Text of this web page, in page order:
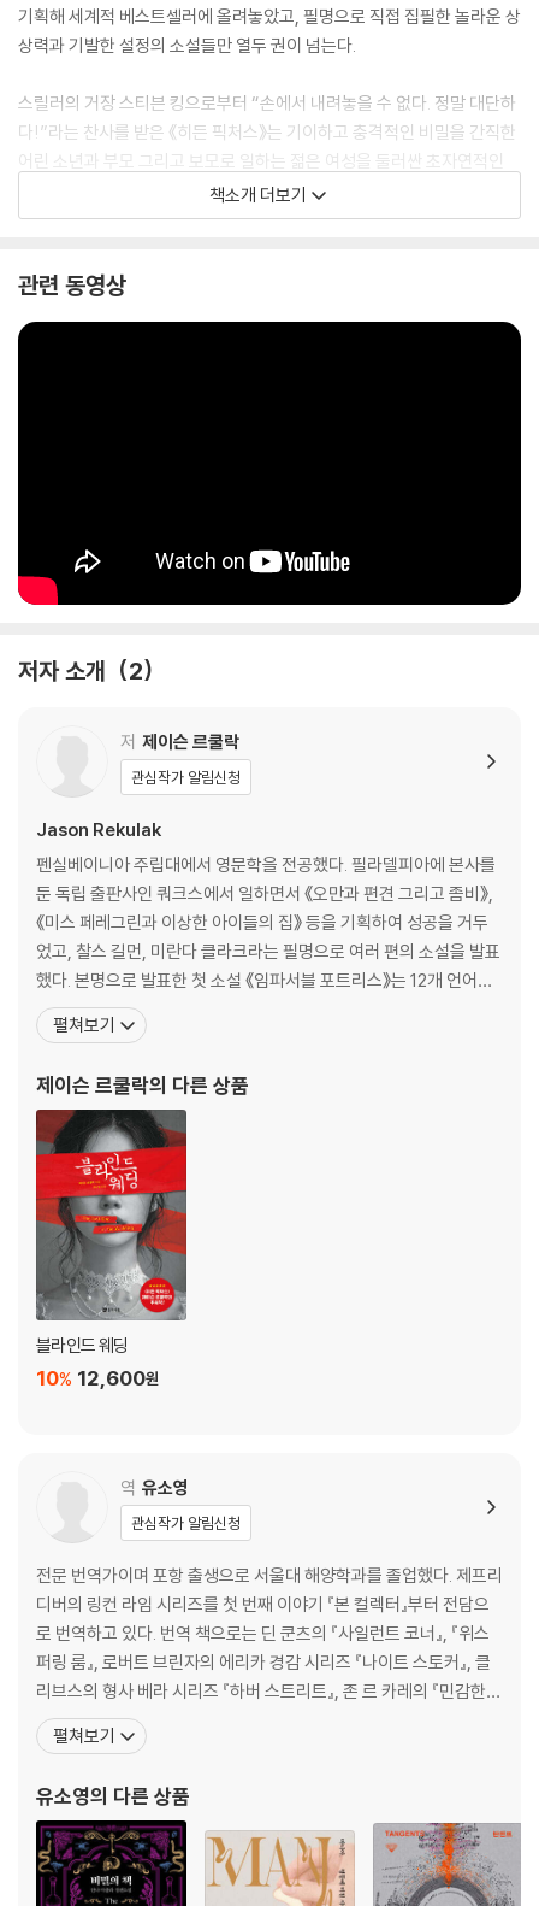
기획해 세계적 베스트셀러에 올려놓았고, 필명으로 직접 집필한 놀라운 상
상력과 기발한 설정의 소설들만 열두 권이 넘는다.
스릴러의 거장 스티븐 킹으로부터 “손에서 내려놓을 수 없다. 정말 대단하
다!”라는 찬사를 받은 《히든 픽처스》는 기이하고 충격적인 비밀을 간직한
어린 소년과 부모 그리고 보모로 일하는 젊은 여성을 둘러싼 초자연적인
스릴러로, 오싹하지만 아름답고 가슴 저릿한 미스터리가 독자를 사로잡는
다. 이야기는 중독자 재활원에서 갓 나온 청년 맬러리가 부유한 교외 가정
그림 그리기를 즐기는 수줍음 많은 소년 테디와 유대감을 형성하면서 맬러
다. 테디가 상상 속의 친구 애냐의 충격적인 그림을 그리기 전까지는 말이
책소개 더보기
관련 동영상
저자 소개 2
저 제이슨 르쿨락
관심작가 알림신청
Jason Rekulak
펜실베이니아 주립대에서 영문학을 전공했다. 필라델피아에 본사를
둔 독립 출판사인 쿼크스에서 일하면서 《오만과 편견 그리고 좀비》,
《미스 페레그린과 이상한 아이들의 집》 등을 기획하여 성공을 거두
었고, 찰스 길먼, 미란다 클라크라는 필명으로 여러 편의 소설을 발표
했다. 본명으로 발표한 첫 소설 《임파서블 포트리스》는 12개 언어로
번역되었고, 에드거상 최종 후보에 올랐다. 두 번째 소설 《히든 픽처
스》는 굿리즈 초이스 어워드 호러 부문 1위, 아마존 올해의 미스터리
븐 킹으로부터 “유일무이한 스릴러… 절대 손에서 내
펼쳐보기
제이슨 르쿨락의 다른 상품
블라인드 웨딩
12,600원
10%
역 유소영
관심작가 알림신청
전문 번역가이며 포항 출생으로 서울대 해양학과를 졸업했다. 제프리
디버의 링컨 라임 시리즈를 첫 번째 이야기 『본 컬렉터』부터 전담으
로 번역하고 있다. 번역 책으로는 딘 쿤츠의 『사일런트 코너』, 『위스
퍼링 룸』, 로버트 브린자의 에리카 경감 시리즈 『나이트 스토커』, 클
리브스의 형사 베라 시리즈 『하버 스트리트』, 존 르 카레의 『민감한
진실』 『나이트 매니저』, 제프리 디버의 링컨 라임 시리즈를 전담으로
번역하였으며, 퍼트리샤 콘웰의 법의학자 케이 스카페타 시리즈 『법
그 밖의 역서로 존 스칼지의 『무너지
펼쳐보기
유소영의 다른 상품